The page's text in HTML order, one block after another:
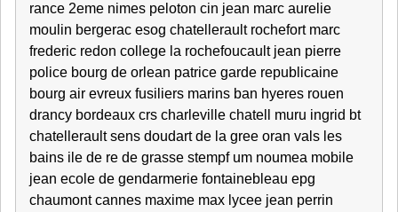
rance 2eme nimes peloton cin jean marc aurelie
moulin bergerac esog chatellerault rochefort marc
frederic redon college la rochefoucault jean pierre
police bourg de orlean patrice garde republicaine
bourg air evreux fusiliers marins ban hyeres rouen
drancy bordeaux crs charleville chatell muru ingrid bt
chatellerault sens doudart de la gree oran vals les
bains ile de re de grasse stempf um noumea mobile
jean ecole de gendarmerie fontainebleau epg
chaumont cannes maxime max lycee jean perrin